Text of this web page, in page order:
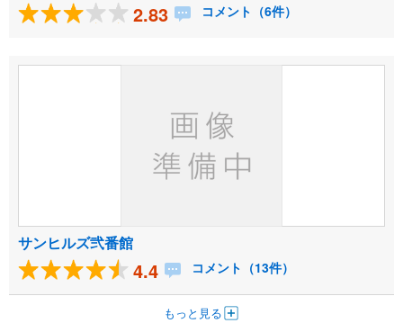
2.83 コメント（6件）
サンヒルズ弐番館
4.4 コメント（13件）
もっと見る